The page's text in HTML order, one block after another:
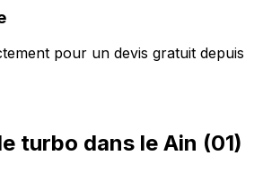
pour un devis gratuit depuis
turbo dans le Ain (01)